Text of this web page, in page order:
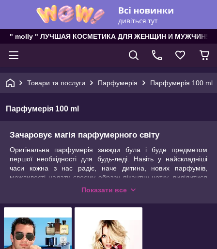
" molly " ЛУЧШАЯ КОСМЕТИКА ДЛЯ ЖЕНЩИН И МУЖЧИН!
Товари та послуги Парфумерія Парфумерія 100 ml
Парфумерія 100 ml
Зачаровує магія парфумерного світу
Оригінальна парфумерія завжди була і буде предметом
першої необхідності для будь-леді. Навіть у найскладніші
часи кожна з нас радіє, наче дитина, нових парфумів,
можливості надати своєму образу пікантну нотку, виділитися
серед натовпу. А адже прекрасні аромати обов'язково стають
Показати все